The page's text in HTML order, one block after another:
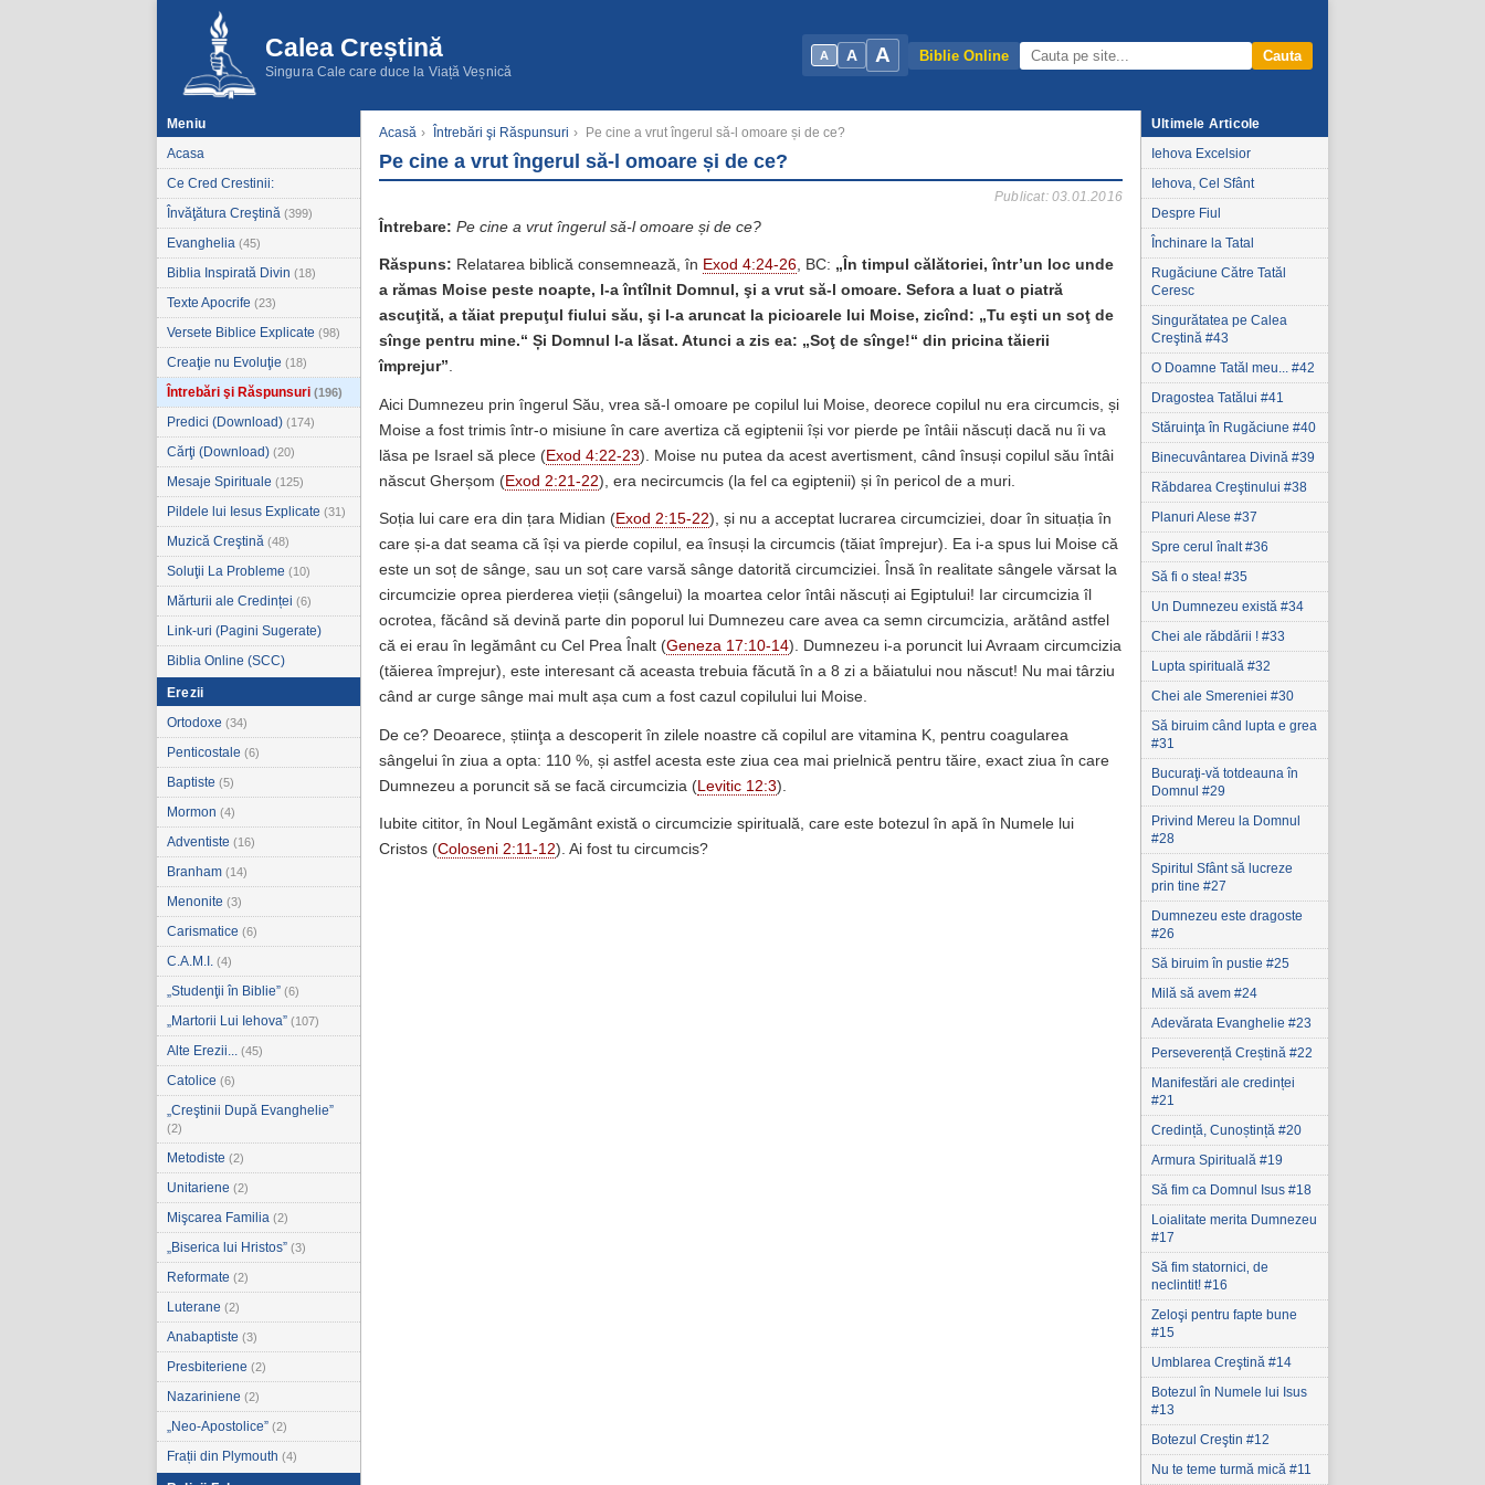
Calea Creștină
Singura Cale care duce la Viață Veșnică
A A A Biblie Online Cauta
Meniu
Acasa
Ce Cred Crestinii:
Învăţătura Creştină (399)
Evanghelia (45)
Biblia Inspirată Divin (18)
Texte Apocrife (23)
Versete Biblice Explicate (98)
Creaţie nu Evoluţie (18)
Întrebări şi Răspunsuri (196)
Predici (Download) (174)
Cărţi (Download) (20)
Mesaje Spirituale (125)
Pildele lui Iesus Explicate (31)
Muzică Creştină (48)
Soluţii La Probleme (10)
Mărturii ale Credinței (6)
Link-uri (Pagini Sugerate)
Biblia Online (SCC)
Erezii
Ortodoxe (34)
Penticostale (6)
Baptiste (5)
Mormon (4)
Adventiste (16)
Branham (14)
Menonite (3)
Carismatice (6)
C.A.M.I. (4)
„Studenţii în Biblie” (6)
„Martorii Lui Iehova” (107)
Alte Erezii... (45)
Catolice (6)
„Creştinii După Evanghelie”
(2)
Metodiste (2)
Unitariene (2)
Mişcarea Familia (2)
„Biserica lui Hristos” (3)
Reformate (2)
Luterane (2)
Anabaptiste (3)
Presbiteriene (2)
Nazariniene (2)
„Neo-Apostolice” (2)
Frații din Plymouth (4)
Acasă › Întrebări şi Răspunsuri › Pe cine a vrut îngerul să-l omoare și de ce?
Pe cine a vrut îngerul să-l omoare și de ce?
Publicat: 03.01.2016
Întrebare: Pe cine a vrut îngerul să-l omoare și de ce?
Răspuns: Relatarea biblică consemnează, în Exod 4:24-26, BC: „În timpul călătoriei, într’un loc unde
a rămas Moise peste noapte, l-a întîlnit Domnul, şi a vrut să-l omoare. Sefora a luat o piatră
ascuţită, a tăiat prepuţul fiului său, şi l-a aruncat la picioarele lui Moise, zicînd: „Tu eşti un soţ de
sînge pentru mine.“ Și Domnul l-a lăsat. Atunci a zis ea: „Soţ de sînge!“ din pricina tăierii
împrejur”.
Aici Dumnezeu prin îngerul Său, vrea să-l omoare pe copilul lui Moise, deorece copilul nu era circumcis, și
Moise a fost trimis într-o misiune în care avertiza că egiptenii își vor pierde pe întâii născuți dacă nu îi va
lăsa pe Israel să plece (Exod 4:22-23). Moise nu putea da acest avertisment, când însuși copilul său întâi
născut Gherșom (Exod 2:21-22), era necircumcis (la fel ca egiptenii) și în pericol de a muri.
Soția lui care era din țara Midian (Exod 2:15-22), și nu a acceptat lucrarea circumciziei, doar în situația în
care și-a dat seama că își va pierde copilul, ea însuși la circumcis (tăiat împrejur). Ea i-a spus lui Moise că
este un soț de sânge, sau un soț care varsă sânge datorită circumciziei. Însă în realitate sângele vărsat la
circumcizie oprea pierderea vieții (sângelui) la moartea celor întâi născuți ai Egiptului! Iar circumcizia îl
ocrotea, făcând să devină parte din poporul lui Dumnezeu care avea ca semn circumcizia, arătând astfel
că ei erau în legământ cu Cel Prea Înalt (Geneza 17:10-14). Dumnezeu i-a poruncit lui Avraam circumcizia
(tăierea împrejur), este interesant că aceasta trebuia făcută în a 8 zi a băiatului nou născut! Nu mai târziu
când ar curge sânge mai mult așa cum a fost cazul copilului lui Moise.
De ce? Deoarece, știinţa a descoperit în zilele noastre că copilul are vitamina K, pentru coagularea
sângelui în ziua a opta: 110 %, și astfel acesta este ziua cea mai prielnică pentru tăire, exact ziua în care
Dumnezeu a poruncit să se facă circumcizia ( Levitic 12:3).
Iubite cititor, în Noul Legământ există o circumcizie spirituală, care este botezul în apă în Numele lui
Cristos (Coloseni 2:11-12). Ai fost tu circumcis?
Ultimele Articole
Iehova Excelsior
Iehova, Cel Sfânt
Despre Fiul
Închinare la Tatal
Rugăciune Către Tatăl
Ceresc
Singurătatea pe Calea
Creştină #43
O Doamne Tatăl meu... #42
Dragostea Tatălui #41
Stăruinţa în Rugăciune #40
Binecuvântarea Divină #39
Răbdarea Creştinului #38
Planuri Alese #37
Spre cerul înalt #36
Să fi o stea! #35
Un Dumnezeu există #34
Chei ale răbdării ! #33
Lupta spirituală #32
Chei ale Smereniei #30
Să biruim când lupta e grea
#31
Bucuraţi-vă totdeauna în
Domnul #29
Privind Mereu la Domnul
#28
Spiritul Sfânt să lucreze
prin tine #27
Dumnezeu este dragoste
#26
Să biruim în pustie #25
Milă să avem #24
Adevărata Evanghelie #23
Perseverență Creștină #22
Manifestări ale credinței
#21
Credință, Cunoștință #20
Armura Spirituală #19
Să fim ca Domnul Isus #18
Loialitate merita Dumnezeu
#17
Să fim statornici‚ de
neclintit! #16
Zeloşi pentru fapte bune
#15
Umblarea Creştină #14
Botezul în Numele lui Isus
#13
Botezul Creştin #12
Nu te teme turmă mică #11